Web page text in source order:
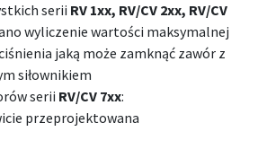
serii RV 1xx, RV/CV 2xx, RV/CV
wyliczenie wartości maksymalnej
jaką może zamknąć zawór z
siłownikiem
serii RV/CV 7xx:
przeprojektowana